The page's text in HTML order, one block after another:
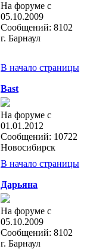
На форуме с
05.10.2009
Сообщений: 8102
г. Барнаул
В начало страницы
Bast
На форуме с
01.01.2012
Сообщений: 10722
Новосибирск
В начало страницы
Дарьяна
На форуме с
05.10.2009
Сообщений: 8102
г. Барнаул